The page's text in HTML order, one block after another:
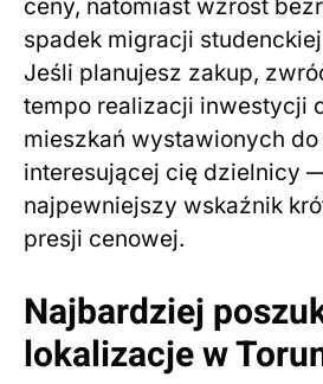
ceny, natomiast wzrost
spadek migracji
Jeśli planujesz zakup,
tempo realizacji inwestycji
mieszkań wystawionych
interesującej cię dzielnicy
najpewniejszy wskaźnik
presji cenowej.
Najbardziej
lokalizacje w